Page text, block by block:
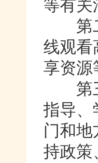
等有关
第
线观看高
享资源
第
指导
门和
持政策